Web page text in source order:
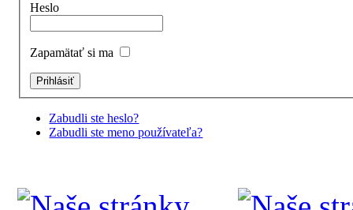
Heslo
Zapamätať si ma
Zabudli ste heslo?
Zabudli ste meno používateľa?